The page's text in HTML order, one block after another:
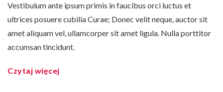
Vestibulum ante ipsum primis in faucibus orci luctus et
ultrices posuere cubilia Curae; Donec velit neque, auctor sit
amet aliquam vel, ullamcorper sit amet ligula. Nulla porttitor
accumsan tincidunt.
Czytaj więcej